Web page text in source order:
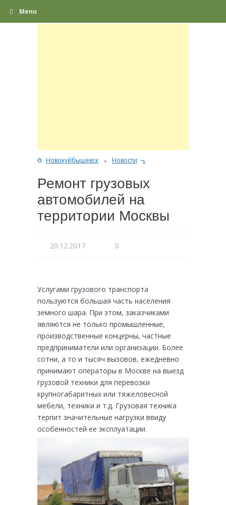
Menu
Новокуйбышевск Новости
Ремонт грузовых
автомобилей на
территории Москвы
20.12.2017 0
Услугами грузового транспорта
пользуются большая часть населения
земного шара. При этом, заказчиками
являются не только промышленные,
производственные концерны, частные
предприниматели или организации. Более
сотни, а то и тысяч вызовов, ежедневно
принимают операторы в Москве на выезд
грузовой техники для перевозки
крупногабаритных или тяжеловесной
мебели, техники и т.д. Грузовая техника
терпит значительные нагрузки ввиду
особенностей ее эксплуатации.